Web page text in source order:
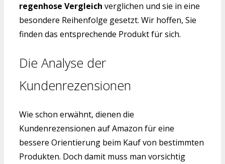
regenhose Vergleich verglichen und sie in eine
besondere Reihenfolge gesetzt. Wir hoffen, Sie
finden das entsprechende Produkt für sich.
Die Analyse der
Kundenrezensionen
Wie schon erwähnt, dienen die
Kundenrezensionen auf Amazon für eine
bessere Orientierung beim Kauf von bestimmten
Produkten. Doch damit muss man vorsichtig